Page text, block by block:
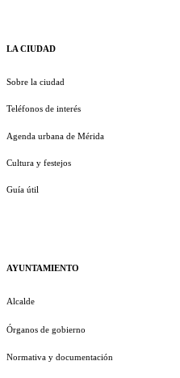
LA CIUDAD
Sobre la ciudad
Teléfonos de interés
Agenda urbana de Mérida
Cultura y festejos
Guía útil
AYUNTAMIENTO
Alcalde
Órganos de gobierno
Normativa y documentación